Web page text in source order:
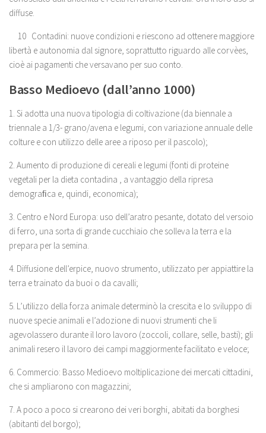
diffuse.
10 Contadini: nuove condizioni e riescono ad ottenere maggiore
libertà e autonomia dal signore, soprattutto riguardo alle corvèes,
cioè ai pagamenti che versavano per suo conto.
Basso Medioevo (dall’anno 1000)
1. Si adotta una nuova tipologia di coltivazione (da biennale a
triennale a 1/3- grano/avena e legumi, con variazione annuale delle
colture e con utilizzo delle aree a riposo per il pascolo);
2. Aumento di produzione di cereali e legumi (fonti di proteine
vegetali per la dieta contadina , a vantaggio della ripresa
demograﬁca e, quindi, economica);
3. Centro e Nord Europa: uso dell’aratro pesante, dotato del versoio
di ferro, una sorta di grande cucchiaio che solleva la terra e la
prepara per la semina.
4. Diffusione dell’erpice, nuovo strumento, utilizzato per appiattire la
terra e trainato da buoi o da cavalli;
5. L’utilizzo della forza animale determinò la crescita e lo sviluppo di
nuove specie animali e l’adozione di nuovi strumenti che li
agevolassero durante il loro lavoro (zoccoli, collare, selle, basti); gli
animali resero il lavoro dei campi maggiormente facilitato e veloce;
6. Commercio: Basso Medioevo moltiplicazione dei mercati cittadini,
che si ampliarono con magazzini;
7. A poco a poco si crearono dei veri borghi, abitati da borghesi
(abitanti del borgo);